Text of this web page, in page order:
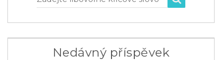
Nedávný příspěvek